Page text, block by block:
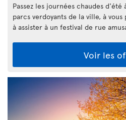
Passez les journées chaudes d'été
parcs verdoyants de la ville, à
à assister à un festival de rue
Voir les